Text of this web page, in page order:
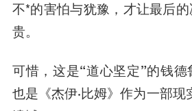
不*的害怕与犹豫，才让最后
贵。
可惜，这是“道心坚定”的钱德
也是《杰伊·比姆》作为一部